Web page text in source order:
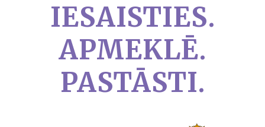
IESAISTIES.
APMEKLĒ.
PASTĀSTI.